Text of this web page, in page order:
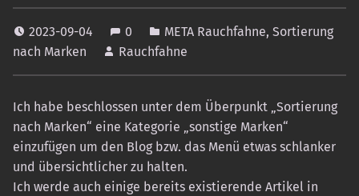
2023-09-04 0 META Rauchfahne, Sortierung
nach Marken
Rauchfahne
Ich habe beschlossen unter dem Überpunkt „Sortierung
nach Marken“ eine Kategorie „sonstige Marken“
einzufügen um den Blog bzw. das Menü etwas schlanker
und übersichtlicher zu halten.
Ich werde auch einige bereits existierende Artikel in